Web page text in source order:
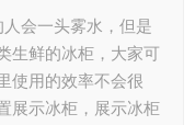
会一头雾水，但是
生鲜的冰柜，大家可
使用的效率不会很
展示冰柜，展示冰柜